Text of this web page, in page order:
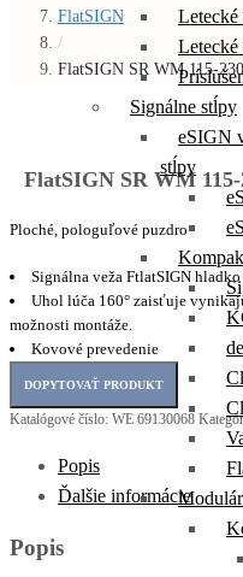
Letecké
Letecké
Signálne stĺpy
eSIGN
stĺpy
FlatSIGN
/
FlatSIGN SR WM 115-
FlatSIGN SR WM
Ploché, pologuľové puzdro
Signálna veža FtlatSIGN
Uhol lúča 160° zaisťuje
možnosti montáže.
Kovové prevedenie
Katalógové číslo: WE 69130068
Popis
Ďalšie informácie
Popis